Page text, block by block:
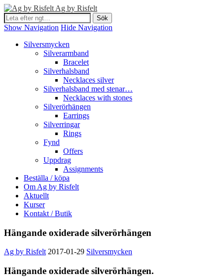
Ag by Risfelt
Show Navigation Hide Navigation
Silversmycken
Silverarmband
Bracelet
Silverhalsband
Necklaces silver
Silverhalsband med stenar…
Necklaces with stones
Silverörhängen
Earrings
Silverringar
Rings
Fynd
Offers
Uppdrag
Assignments
Beställa / köpa
Om Ag by Risfelt
Aktuellt
Kurser
Kontakt / Butik
Hängande oxiderade silverörhängen
Ag by Risfelt 2017-01-29 Silversmycken
Hängande oxiderade silverörhängen.